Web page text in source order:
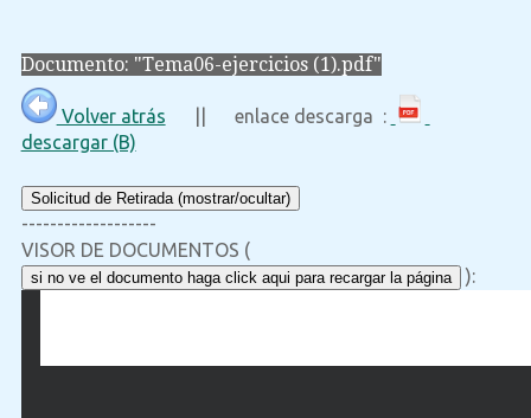
Documento: "Tema06-ejercicios (1).pdf"
Volver atrás || enlace descarga :
descargar (B)
Solicitud de Retirada (mostrar/ocultar)
-------------------
VISOR DE DOCUMENTOS (
si no ve el documento haga click aqui para recargar la página ):